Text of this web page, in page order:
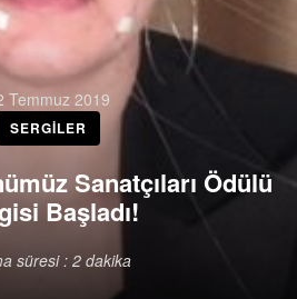
Temmuz 2019
SERGILER
Sanatçıları Ödülü
Başladı!
süresi : 2 dakika